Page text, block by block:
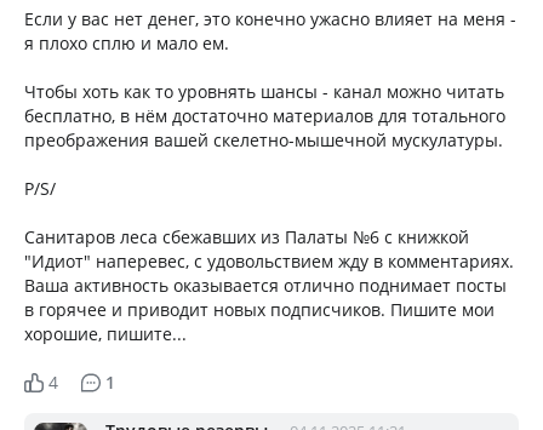
Если у вас нет денег, это конечно ужасно влияет на меня -
я плохо сплю и мало ем.
Чтобы хоть как то уровнять шансы - канал можно читать
бесплатно, в нём достаточно материалов для тотального
преображения вашей скелетно-мышечной мускулатуры.
P/S/
Санитаров леса сбежавших из Палаты №6 с книжкой
"Идиот" наперевес, с удовольствием жду в комментариях.
Ваша активность оказывается отлично поднимает посты
в горячее и приводит новых подписчиков. Пишите мои
хорошие, пишите...
4 1